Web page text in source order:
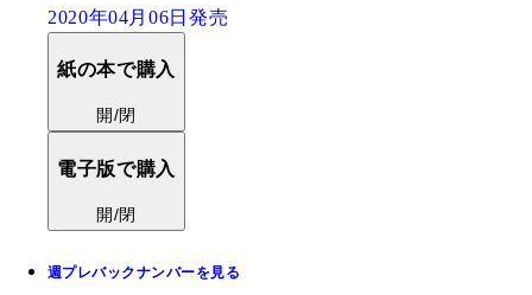
2020年04月06日発売
紙の本で購入
開/閉
電子版で購入
開/閉
週プレバックナンバーを見る